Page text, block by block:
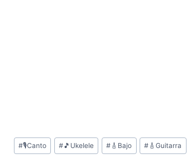
Etiquetas
de
#🎙Canto #🎵Ukelele #🎸Bajo #🎸Guitarra